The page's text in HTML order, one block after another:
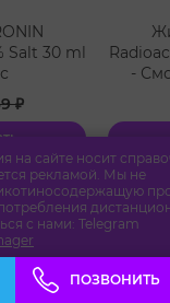
на сайте носит
рекламой. Мы не
с нами: Telegram
Salt 30 ml
₽
-
ПОЗВОНИТЬ